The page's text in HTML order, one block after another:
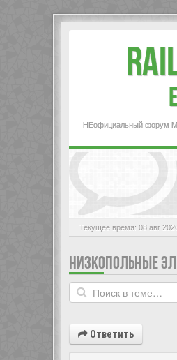
НЕофициальный форум
Текущее время: 08 авг
НИЗКОПОЛЬНЫЕ
Ответить